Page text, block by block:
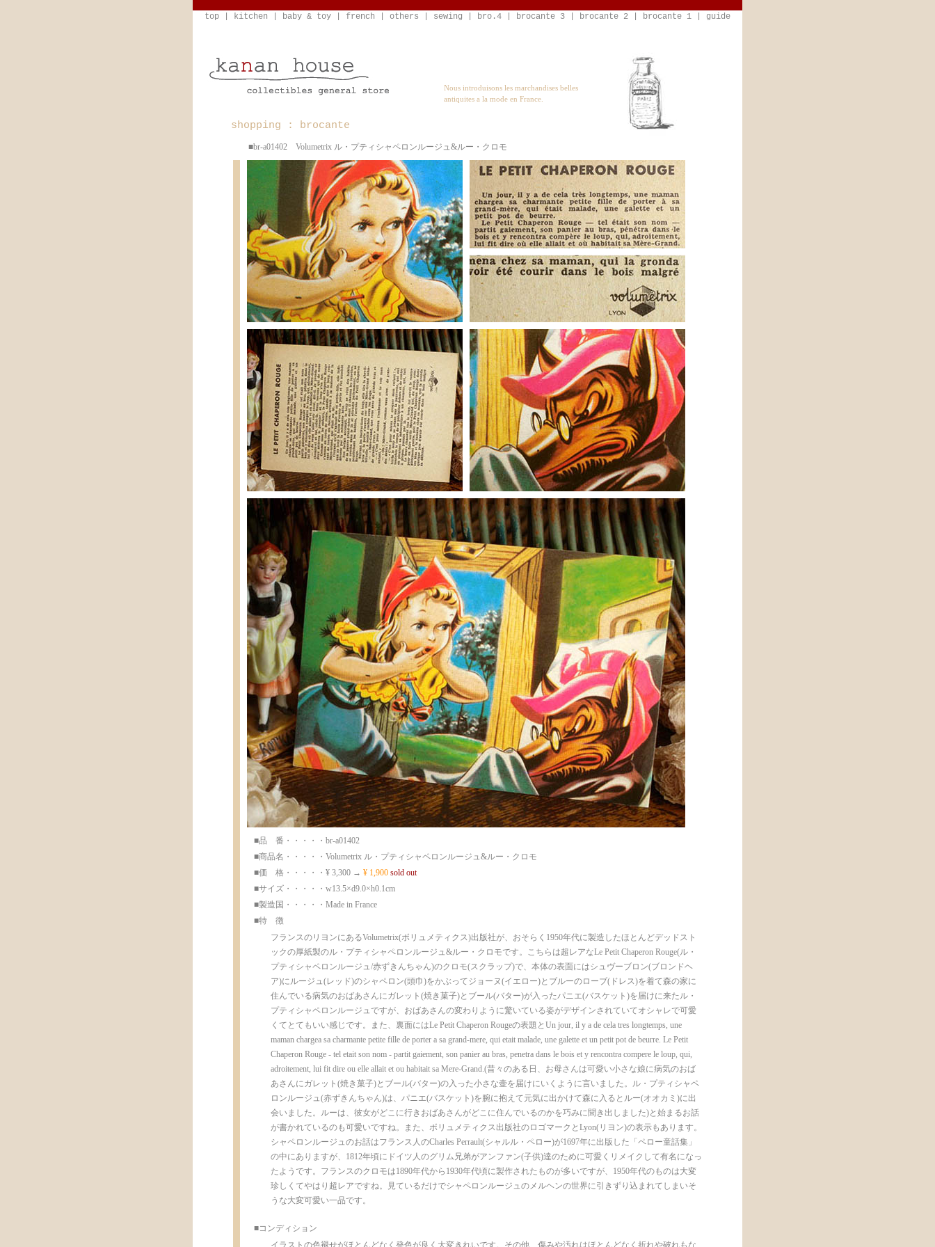
top kitchen baby & toy french others sewing bro.4 brocante 3 brocante 2 brocante 1 guide
Nous introduisons les marchandises belles
antiquites a la mode en France.
shopping : brocante
■br-a01402 Volumetrix ル・プティシャペロンルージュ&ルー・クロモ
■品 番・・・・・br-a01402
■商品名・・・・・Volumetrix ル・プティシャペロンルージュ&ルー・クロモ
■価 格・・・・・¥ 3,300 → ¥ 1,900sold out
■サイズ・・・・・w13.5×d9.0×h0.1cm
■製造国・・・・・Made in France
■特 徴
フランスのリヨンにあるVolumetrix(ボリュメティクス)出版社が、おそらく1950年代に製造したほとんどデッドスト
ックの厚紙製のル・プティシャペロンルージュ&ルー・クロモです。こちらは超レアなLe Petit Chaperon Rouge(ル・
プティシャペロンルージュ/赤ずきんちゃん)のクロモ(スクラップ)で、本体の表面にはシュヴーブロン(ブロンドヘ
ア)にルージュ(レッド)のシャペロン(頭巾)をかぶってジョーヌ(イエロー)とブルーのローブ(ドレス)を着て森の家に
住んでいる病気のおばあさんにガレット(焼き菓子)とブール(バター)が入ったパニエ(バスケット)を届けに来たル・
プティシャペロンルージュですが、おばあさんの変わりように驚いている姿がデザインされていてオシャレで可愛
くてとてもいい感じです。また、裏面にはLe Petit Chaperon Rougeの表題とUn jour, il y a de cela tres longtemps, une
maman chargea sa charmante petite fille de porter a sa grand-mere, qui etait malade, une galette et un petit pot de beurre. Le Petit
Chaperon Rouge - tel etait son nom - partit gaiement, son panier au bras, penetra dans le bois et y rencontra compere le loup, qui,
adroitement, lui fit dire ou elle allait et ou habitait sa Mere-Grand.(昔々のある日、お母さんは可愛い小さな娘に病気のおば
あさんにガレット(焼き菓子)とブール(バター)の入った小さな壷を届けにいくように言いました。ル・プティシャペ
ロンルージュ(赤ずきんちゃん)は、パニエ(バスケット)を腕に抱えて元気に出かけて森に入るとルー(オオカミ)に出
会いました。ルーは、彼女がどこに行きおばあさんがどこに住んでいるのかを巧みに聞き出しました)と始まるお話
が書かれているのも可愛いですね。また、ボリュメティクス出版社のロゴマークとLyon(リヨン)の表示もあります。
シャペロンルージュのお話はフランス人のCharles Perrault(シャルル・ペロー)が1697年に出版した「ペロー童話集」
の中にありますが、1812年頃にドイツ人のグリム兄弟がアンファン(子供)達のために可愛くリメイクして有名になっ
たようです。フランスのクロモは1890年代から1930年代頃に製作されたものが多いですが、1950年代のものは大変
珍しくてやはり超レアですね。見ているだけでシャペロンルージュのメルヘンの世界に引きずり込まれてしまいそ
うな大変可愛い一品です。
■コンディション
イラストの色褪せがほとんどなく発色が良く大変きれいです。その他、傷みや汚れはほとんどなく折れや破れもな